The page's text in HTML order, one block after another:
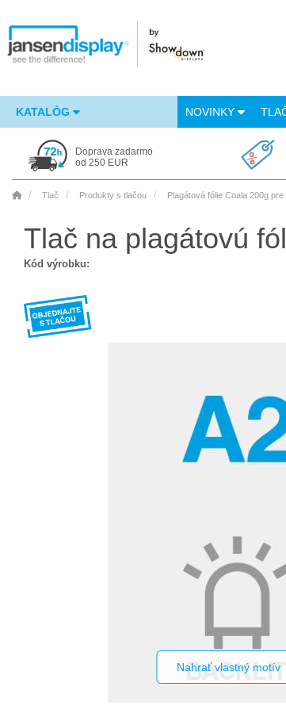
KATALÓG NOVINKY
Doprava zadarmo
od 250 EUR
Tlač Produkty s tlačou Plagátová fólie Coala 200g
Tlač na plagátovú
Kód výrobku:
Nahrať vlastný motív